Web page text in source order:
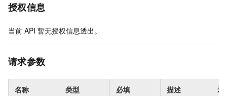
授权信息
当前 API 暂无授权信息透出。
请求参数
名称 类型 必填 描述
示